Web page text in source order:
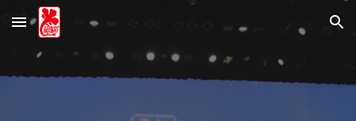
Skip to main content Skip to navigation